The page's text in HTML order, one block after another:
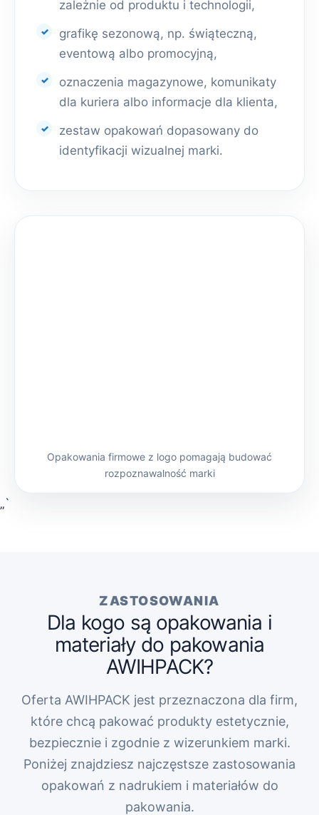
zależnie od produktu i technologii,
grafikę sezonową, np. świąteczną,
eventową albo promocyjną,
oznaczenia magazynowe, komunikaty
dla kuriera albo informacje dla klienta,
zestaw opakowań dopasowany do
identyfikacji wizualnej marki.
Opakowania firmowe z logo pomagają budować
rozpoznawalność marki
„`
ZASTOSOWANIA
Dla kogo są opakowania i
materiały do pakowania
AWIHPACK?
Oferta AWIHPACK jest przeznaczona dla firm,
które chcą pakować produkty estetycznie,
bezpiecznie i zgodnie z wizerunkiem marki.
Poniżej znajdziesz najczęstsze zastosowania
opakowań z nadrukiem i materiałów do
pakowania.